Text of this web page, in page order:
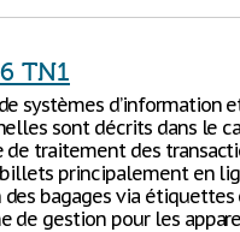
TN1
systèmes d’information
sont décrits dans le
de traitement des
principalement en
bagages via
de gestion pour les